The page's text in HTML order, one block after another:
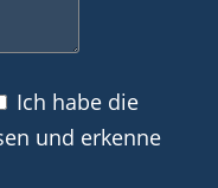
Ich habe die
und erkenne